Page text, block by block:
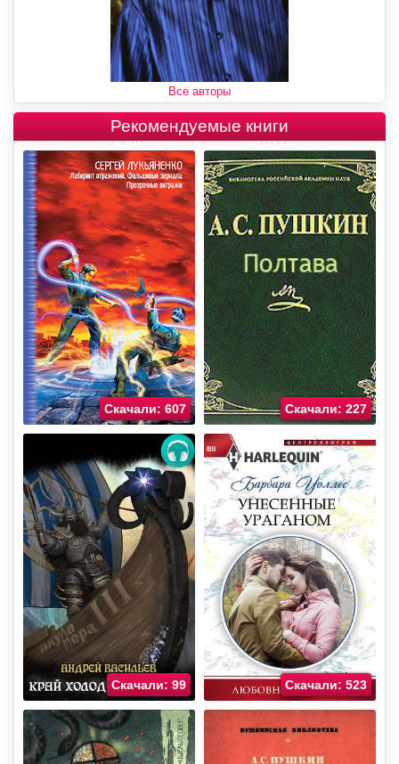
Все авторы
Рекомендуемые книги
Скачали: 607 Скачали: 227
Скачали: 99 Скачали: 523